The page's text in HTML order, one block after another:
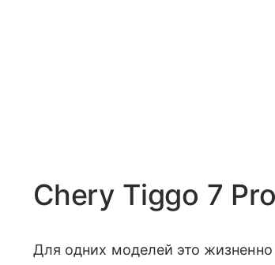
Chery Tiggo 7
Для одних моделей это